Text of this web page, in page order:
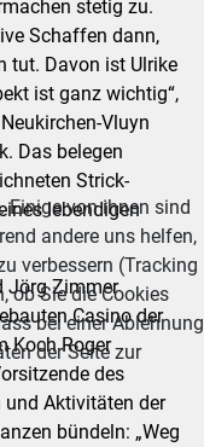
stetig zu.
Schaffen dann,
tut. Davon ist Ulrike
ist ganz wichtig“,
Vluyn
Das belegen
Strick-
lebendigen
Jörg Zimmer
Casino der
Koch Roger
des
und Aktivitäten der
bündeln: „Weg
Einige von ihnen sind
andere uns helfen,
verbessern (Tracking
ob Sie die Cookies
bei einer Ablehnung
der Seite zur